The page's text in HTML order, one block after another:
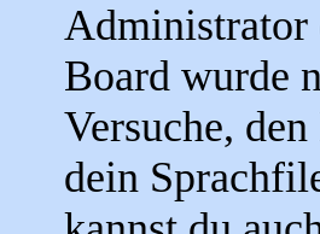
Administrator
Board wurde
Versuche,
dein